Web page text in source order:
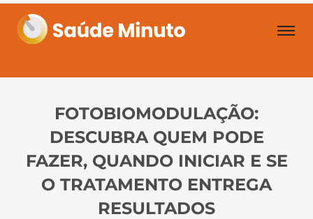
FOTOBIOMODULAÇÃO:
DESCUBRA QUEM PODE
FAZER, QUANDO INICIAR E SE
O TRATAMENTO ENTREGA
RESULTADOS